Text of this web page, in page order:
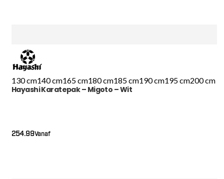
130 cm140 cm165 cm180 cm185 cm190 cm195 cm200 cm
Hayashi Karatepak – Migoto – Wit
Vanaf
254.99